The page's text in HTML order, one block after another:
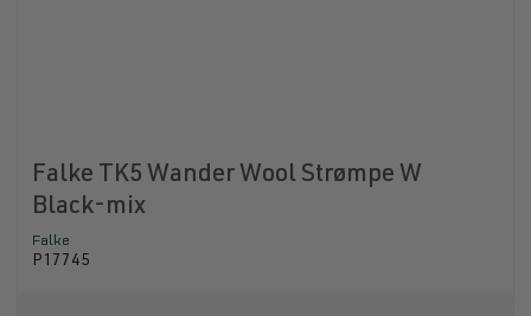
Falke TK5 Wander Wool Strømpe W
Black-mix
Falke
P17745